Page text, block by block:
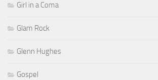
Girl in a Coma
Glam Rock
Glenn Hughes
Gospel